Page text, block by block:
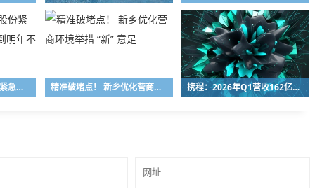
国产GPU巨头沐曦股份紧急辟谣：GPU订单排到明年不属实！ 精准破堵点！ 新乡优化营商环境举措 “新” 意足 携程：2026年Q1营收162亿元，同比增长17%